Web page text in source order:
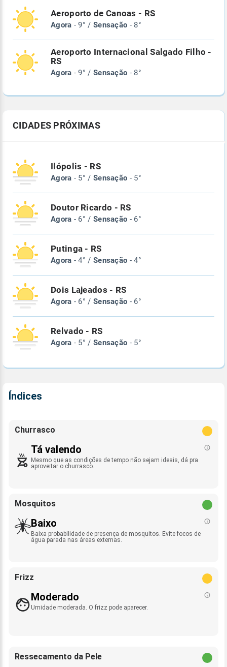
Aeroporto de Canoas - RS
Agora - 9° / Sensação - 8°
Aeroporto Internacional Salgado Filho -
RS
Agora - 9° / Sensação - 8°
CIDADES PRÓXIMAS
Ilópolis - RS
Agora - 5° / Sensação - 5°
Doutor Ricardo - RS
Agora - 6° / Sensação - 6°
Putinga - RS
Agora - 4° / Sensação - 4°
Dois Lajeados - RS
Agora - 6° / Sensação - 6°
Relvado - RS
Agora - 5° / Sensação - 5°
Índices
Churrasco
Tá valendo
Mesmo que as condições de tempo não sejam ideais, dá pra
aproveitar o churrasco.
Mosquitos
Baixo
Baixa probabilidade de presença de mosquitos. Evite focos de
água parada nas áreas externas.
Frizz
Moderado
Umidade moderada. O frizz pode aparecer.
Ressecamento da Pele